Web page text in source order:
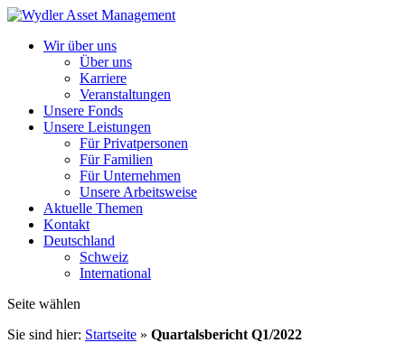
Wir über uns
Über uns
Karriere
Veranstaltungen
Unsere Fonds
Unsere Leistungen
Für Privatpersonen
Für Familien
Für Unternehmen
Unsere Arbeitsweise
Aktuelle Themen
Kontakt
Deutschland
Schweiz
International
Seite wählen
Sie sind hier: Startseite » Quartalsbericht Q1/2022